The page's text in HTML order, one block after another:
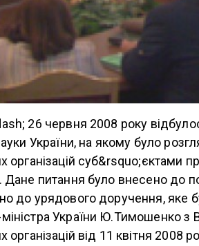
26 червня 2008 року
України, на якому було
організацій
Дане питання було внесено до
до урядового доручення, яке
України Ю.Тимошенко з
організацій від 11 квітня